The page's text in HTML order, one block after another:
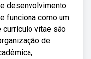
desenvolvimento
funciona como um
currículo vitae são
de